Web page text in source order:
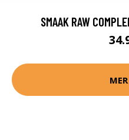
SMAAK RAW